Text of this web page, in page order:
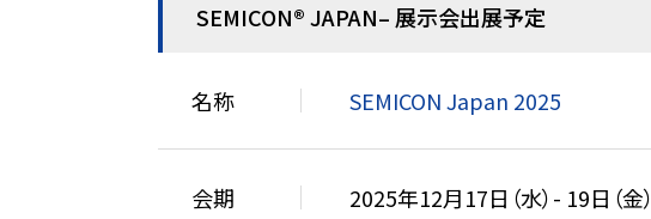
SEMICON® JAPAN– 展示会出展予定
名称 SEMICON Japan 2025
会期 2025年12月17日（水）- 19日（金）